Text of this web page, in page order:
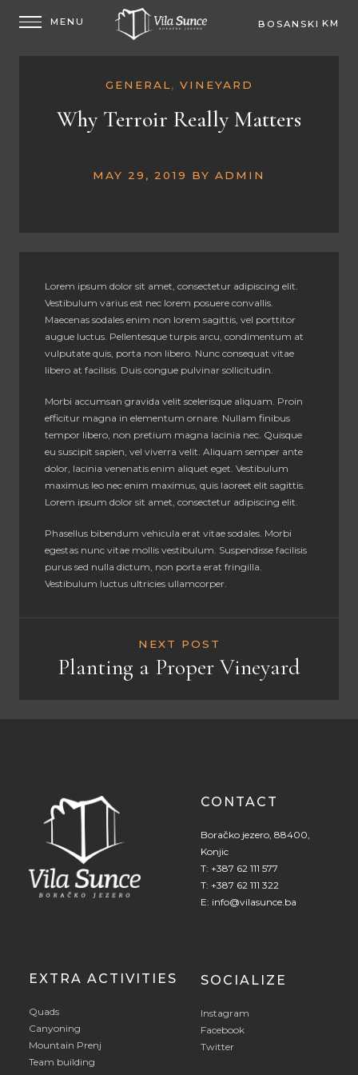
BOSANSKI KM
GENERAL, VINEYARD
Why Terroir Really Matters
MAY 29, 2019 BY ADMIN
Lorem ipsum dolor sit amet, consectetur adipiscing elit.
Vestibulum varius est nec lorem posuere convallis.
Maecenas sodales enim non lorem sagittis, vel porttitor
augue luctus. Pellentesque turpis arcu, condimentum at
vulputate quis, porta non libero. Nunc consequat vitae
libero at facilisis. Duis congue pulvinar sollicitudin.
Morbi accumsan gravida velit scelerisque aliquam. Proin
efficitur magna in elementum ornare. Nullam finibus
tempor libero, non pretium magna lacinia nec. Quisque
eu suscipit sapien, vel viverra velit. Aliquam semper ante
dolor, lacinia venenatis enim aliquet eget. Vestibulum
maximus leo nec enim maximus, quis laoreet elit sagittis.
Lorem ipsum dolor sit amet, consectetur adipiscing elit.
Phasellus bibendum vehicula erat vitae sodales. Morbi
egestas nunc vitae mollis vestibulum. Suspendisse facilisis
purus sed nulla dictum, non porta erat fringilla.
Vestibulum luctus ultricies ullamcorper.
NEXT POST
Planting a Proper Vineyard
CONTACT
Boračko jezero, 88400,
Konjic
T: +387 62 111 577
T: +387 62 111 322
E: info@vilasunce.ba
EXTRA ACTIVITIES
Quads
Canyoning
Mountain Prenj
Team building
SOCIALIZE
Instagram
Facebook
Twitter